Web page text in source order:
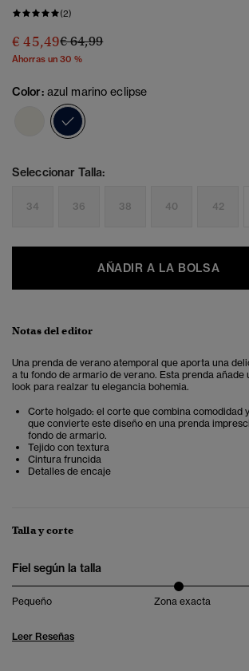
(2)
€ 45,49Precio rebajado de
€ 64,99a
Ahorras un 30 %
Color: azul marino eclipse
Seleccionar Talla:
34 36 38 40 42
AÑADIR A LA BOLSA
Notas del editor
Una prenda de verano atemporal que aporta una
a tu fondo de armario de verano. Esta prenda añade
look para realzar tu elegancia bohemia.
Corte holgado: el corte que combina comodidad
que convierte este diseño en una prenda
fondo de armario.
Tejido con textura
Cintura fruncida
Detalles de encaje
Talla y corte
Fiel según la talla
Pequeño Zona exacta
Leer Reseñas